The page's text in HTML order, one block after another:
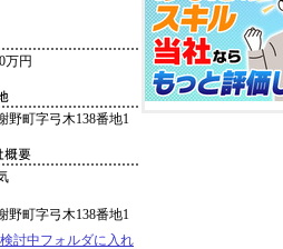
万円
野町字弓木138番地1
野町字弓木138番地1
検討中フォルダに入れ